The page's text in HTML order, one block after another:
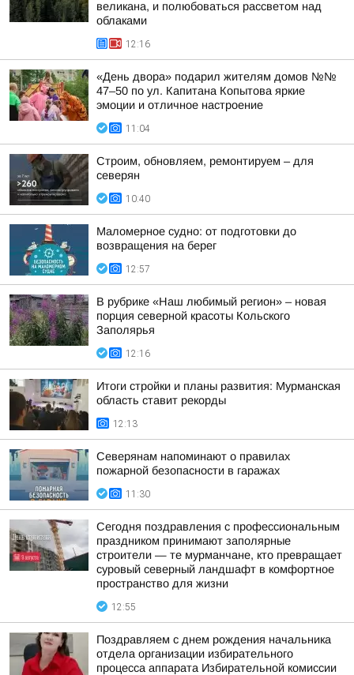
великана, и полюбоваться рассветом над
облаками
12:16
«День двора» подарил жителям домов №№
47–50 по ул. Капитана Копытова яркие
эмоции и отличное настроение
11:04
Строим, обновляем, ремонтируем – для
северян
10:40
Маломерное судно: от подготовки до
возвращения на берег
12:57
В рубрике «Наш любимый регион» – новая
порция северной красоты Кольского
Заполярья
12:16
Итоги стройки и планы развития: Мурманская
область ставит рекорды
12:13
Северянам напоминают о правилах
пожарной безопасности в гаражах
11:30
Сегодня поздравления с профессиональным
праздником принимают заполярные
строители — те мурманчане, кто превращает
суровый северный ландшафт в комфортное
пространство для жизни
12:55
Поздравляем с днем рождения начальника
отдела организации избирательного
процесса аппарата Избирательной комиссии